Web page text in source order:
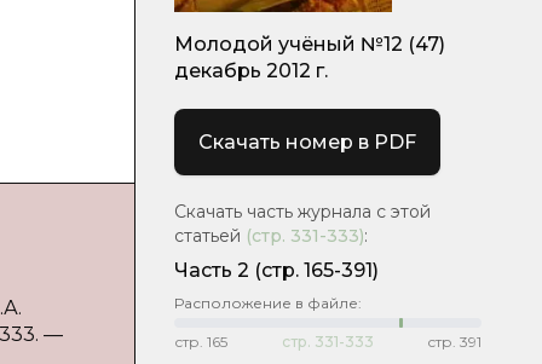
—
Молодой учёный №12 (47)
декабрь 2012 г.
Скачать номер в PDF
Скачать часть журнала с этой
статьей (стр. 331-333):
Часть 2 (стр. 165-391)
Расположение в файле:
стр. 165 стр. 331-333 стр. 391